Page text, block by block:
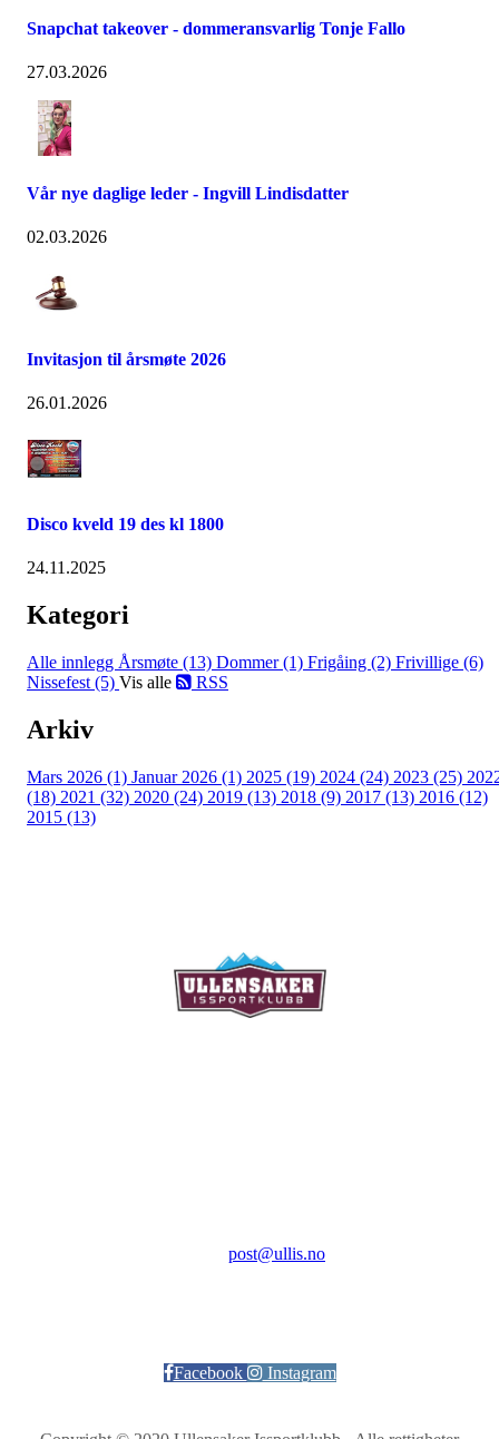
Snapchat takeover - dommeransvarlig Tonje Fallo
27.03.2026
Vår nye daglige leder - Ingvill Lindisdatter
02.03.2026
Invitasjon til årsmøte 2026
26.01.2026
Disco kveld 19 des kl 1800
24.11.2025
Kategori
Alle innlegg Årsmøte (13) Dommer (1) Frigåing (2) Frivillige (6)
Nissefest (5) Vis alle RSS
Arkiv
Mars 2026 (1) Januar 2026 (1) 2025 (19) 2024 (24) 2023 (25)
(18) 2021 (32) 2020 (24) 2019 (13) 2018 (9) 2017 (13) 2016 (12)
2015 (13)
post@ullis.no
Facebook Instagram